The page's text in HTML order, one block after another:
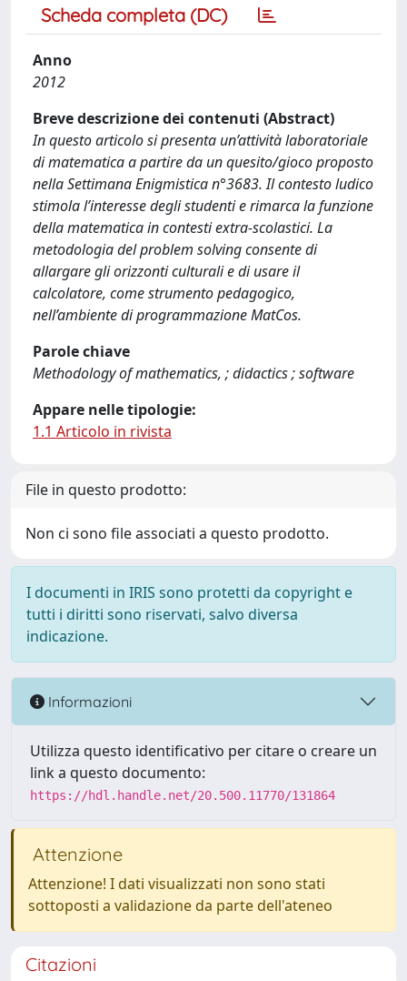
Scheda completa (DC)
Anno
2012
Breve descrizione dei contenuti (Abstract)
In questo articolo si presenta un’attività laboratoriale
di matematica a partire da un quesito/gioco proposto
nella Settimana Enigmistica n°3683. Il contesto ludico
stimola l’interesse degli studenti e rimarca la funzione
della matematica in contesti extra-scolastici. La
metodologia del problem solving consente di
allargare gli orizzonti culturali e di usare il
calcolatore, come strumento pedagogico,
nell’ambiente di programmazione MatCos.
Parole chiave
Methodology of mathematics, ; didactics ; software
Appare nelle tipologie:
1.1 Articolo in rivista
File in questo prodotto:
Non ci sono file associati a questo prodotto.
I documenti in IRIS sono protetti da copyright e
tutti i diritti sono riservati, salvo diversa
indicazione.
Informazioni
Utilizza questo identificativo per citare o creare un
link a questo documento:
https://hdl.handle.net/20.500.11770/131864
Attenzione
Attenzione! I dati visualizzati non sono stati
sottoposti a validazione da parte dell'ateneo
Citazioni